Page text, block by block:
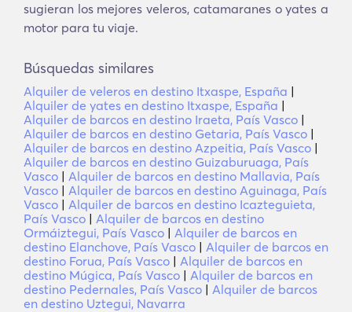
sugieran los mejores veleros, catamaranes o yates a
motor para tu viaje.
Búsquedas similares
Alquiler de veleros en destino Itxaspe, España |
Alquiler de yates en destino Itxaspe, España |
Alquiler de barcos en destino Iraeta, País Vasco |
Alquiler de barcos en destino Getaria, País Vasco |
Alquiler de barcos en destino Azpeitia, País Vasco |
Alquiler de barcos en destino Guizaburuaga, País
Vasco | Alquiler de barcos en destino Mallavia, País
Vasco | Alquiler de barcos en destino Aguinaga, País
Vasco | Alquiler de barcos en destino Icazteguieta,
País Vasco | Alquiler de barcos en destino
Ormáiztegui, País Vasco | Alquiler de barcos en
destino Elanchove, País Vasco | Alquiler de barcos en
destino Forua, País Vasco | Alquiler de barcos en
destino Múgica, País Vasco | Alquiler de barcos en
destino Pedernales, País Vasco | Alquiler de barcos
en destino Uztegui, Navarra